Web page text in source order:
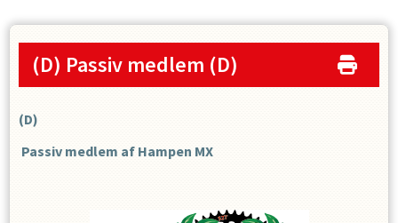
(D) Passiv medlem (D)
(D)
Passiv medlem af Hampen MX